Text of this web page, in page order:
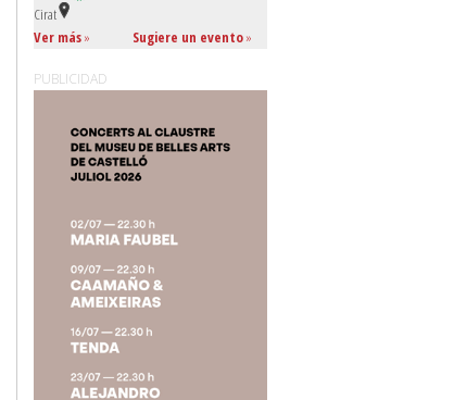
Cirat
Ver más» Sugiere un evento»
PUBLICIDAD